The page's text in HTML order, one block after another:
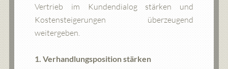
Vertrieb im Kundendialog stärken und
Kostensteigerungen überzeugend
weitergeben.
1. Verhandlungsposition stärken